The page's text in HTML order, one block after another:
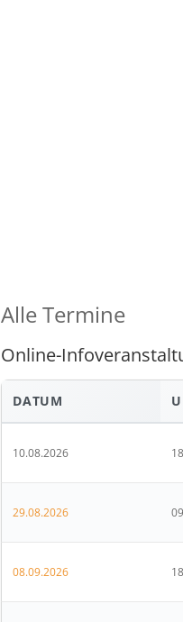
Alle Termine
Online-
DATUM
10.08.2026
29.08.2026
08.09.2026